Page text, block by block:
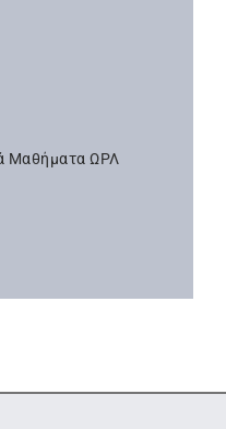
Μαθήματα ΩΡΛ